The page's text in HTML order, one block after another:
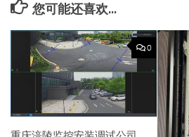
您可能还喜欢...
0